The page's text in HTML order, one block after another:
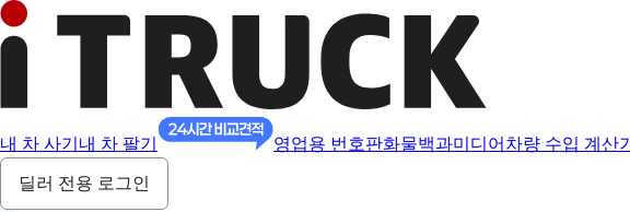
내 차 사기 내 차 팔기 영업용 번호판화물백과미디어 차량 수입 계산기
딜러 전용 로그인